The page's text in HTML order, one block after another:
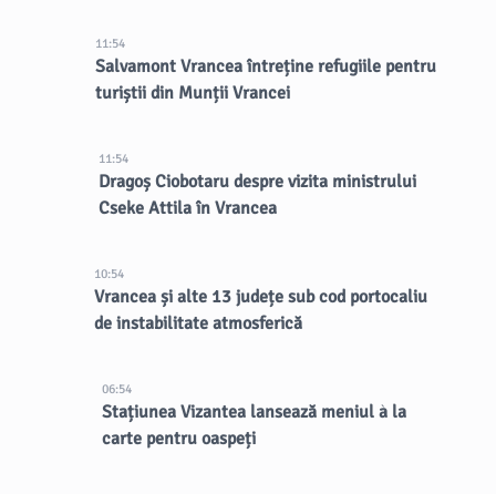
11:54
Salvamont Vrancea întreține refugiile pentru
turiștii din Munții Vrancei
11:54
Dragoș Ciobotaru despre vizita ministrului
Cseke Attila în Vrancea
10:54
Vrancea și alte 13 județe sub cod portocaliu
de instabilitate atmosferică
06:54
Stațiunea Vizantea lansează meniul à la
carte pentru oaspeți